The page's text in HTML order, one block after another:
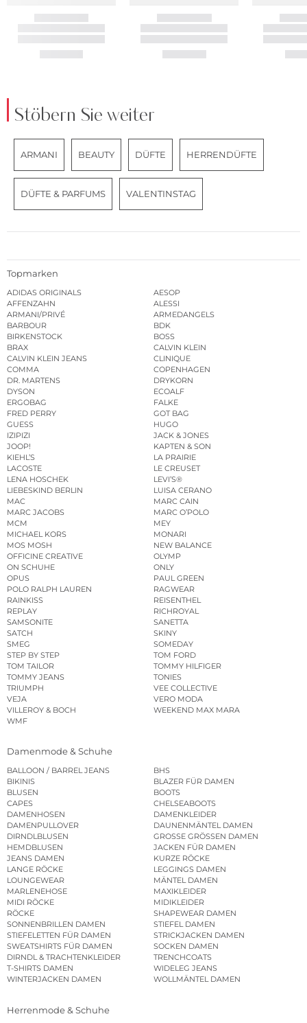
Stöbern Sie weiter
ARMANI BEAUTY DÜFTE HERRENDÜFTE
DÜFTE & PARFUMS VALENTINSTAG
Topmarken
ADIDAS ORIGINALS
AESOP
AFFENZAHN
ALESSI
ARMANI/PRIVÉ
ARMEDANGELS
BARBOUR
BDK
BIRKENSTOCK
BOSS
BRAX
CALVIN KLEIN
CALVIN KLEIN JEANS
CLINIQUE
COMMA
COPENHAGEN
DR. MARTENS
DRYKORN
DYSON
ECOALF
ERGOBAG
FALKE
FRED PERRY
GOT BAG
GUESS
HUGO
IZIPIZI
JACK & JONES
JOOP!
KAPTEN & SON
KIEHL’S
LA PRAIRIE
LACOSTE
LE CREUSET
LENA HOSCHEK
LEVI’S®
LIEBESKIND BERLIN
LUISA CERANO
MAC
MARC CAIN
MARC JACOBS
MARC O’POLO
MCM
MEY
MICHAEL KORS
MONARI
MOS MOSH
NEW BALANCE
OFFICINE CREATIVE
OLYMP
ON SCHUHE
ONLY
OPUS
PAUL GREEN
POLO RALPH LAUREN
RAGWEAR
RAINKISS
REISENTHEL
REPLAY
RICHROYAL
SAMSONITE
SANETTA
SATCH
SKINY
SMEG
SOMEDAY
STEP BY STEP
TOM FORD
TOM TAILOR
TOMMY HILFIGER
TOMMY JEANS
TONIES
TRIUMPH
VEE COLLECTIVE
VEJA
VERO MODA
VILLEROY & BOCH
WEEKEND MAX MARA
WMF
Damenmode & Schuhe
BALLOON / BARREL JEANS
BHS
BIKINIS
BLAZER FÜR DAMEN
BLUSEN
BOOTS
CAPES
CHELSEABOOTS
DAMENHOSEN
DAMENKLEIDER
DAMENPULLOVER
DAUNENMÄNTEL DAMEN
DIRNDLBLUSEN
GROSSE GRÖSSEN DAMEN
HEMDBLUSEN
JACKEN FÜR DAMEN
JEANS DAMEN
KURZE RÖCKE
LANGE RÖCKE
LEGGINGS DAMEN
LOUNGEWEAR
MÄNTEL DAMEN
MARLENEHOSE
MAXIKLEIDER
MIDI RÖCKE
MIDIKLEIDER
RÖCKE
SHAPEWEAR DAMEN
SONNENBRILLEN DAMEN
STIEFEL DAMEN
STIEFELETTEN FÜR DAMEN
STRICKJACKEN DAMEN
SWEATSHIRTS FÜR DAMEN
SOCKEN DAMEN
DIRNDL & TRACHTENKLEIDER
TRENCHCOATS
T-SHIRTS DAMEN
WIDELEG JEANS
WINTERJACKEN DAMEN
WOLLMÄNTEL DAMEN
Herrenmode & Schuhe